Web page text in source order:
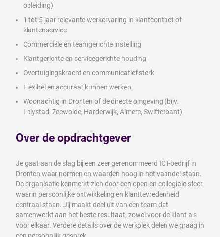
opleiding)
1 tot 5 jaar relevante werkervaring in klantcontact of
klantenservice
Commerciële en teamgerichte instelling
Klantgerichte en servicegerichte houding
Overtuigingskracht en communicatief sterk
Flexibel en accuraat kunnen werken
Woonachtig in Dronten of de directe omgeving (bijv.
Lelystad, Zeewolde, Harderwijk, Almere, Swifterbant)
Over de opdrachtgever
Je gaat aan de slag bij een zeer gerenommeerd ICT-bedrijf in
Dronten waar normen en waarden hoog in het vaandel staan.
De organisatie kenmerkt zich door een open en collegiale sfeer
waarin persoonlijke ontwikkeling en klanttevredenheid
centraal staan. Jij maakt deel uit van een team dat
samenwerkt aan het beste resultaat, zowel voor de klant als
voor elkaar. Verdere details over de werkplek delen we graag in